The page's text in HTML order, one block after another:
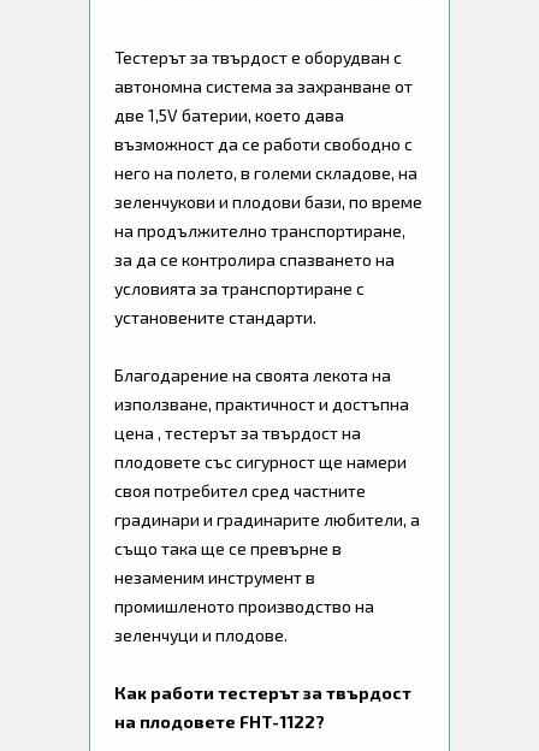
Тестерът за твърдост е оборудван с
автономна система за захранване от
две 1,5V батерии, което дава
възможност да се работи свободно с
него на полето, в големи складове, на
зеленчукови и плодови бази, по време
на продължително транспортиране,
за да се контролира спазването на
условията за транспортиране с
установените стандарти.
Благодарение на своята лекота на
използване, практичност и достъпна
цена , тестерът за твърдост на
плодовете със сигурност ще намери
своя потребител сред частните
градинари и градинарите любители, а
също така ще се превърне в
незаменим инструмент в
промишленото производство на
зеленчуци и плодове.
Как работи тестерът за твърдост
на плодовете FHT-1122?